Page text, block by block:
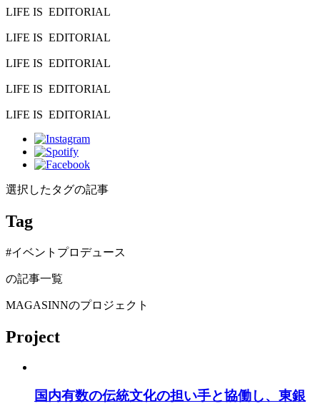
LIFE IS EDITORIAL
LIFE IS EDITORIAL
LIFE IS EDITORIAL
LIFE IS EDITORIAL
LIFE IS EDITORIAL
選択したタグの記事
Tag
#イベントプロデュース
の記事一覧
MAGASINNのプロジェクト
Project
国内有数の伝統文化の担い手と協働し、東銀